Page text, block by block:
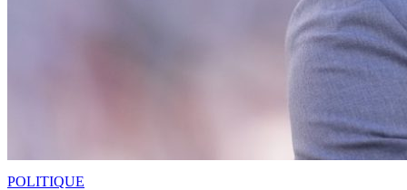
POLITIQUE